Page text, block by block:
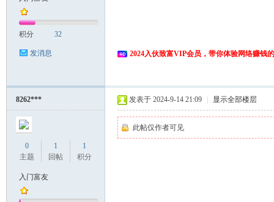
积分 32
发消息 2024入伙致富VIP会员，带你体验网络赚钱
8262***
0
主题
1
回帖
1
积分
入门富友
发表于 2024-9-14 21:09 显示全部楼层
此帖仅作者可见